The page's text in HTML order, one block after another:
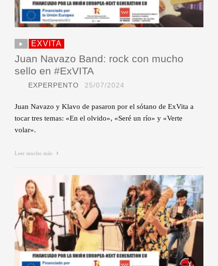
EXVITA
Juan Navazo Band: rock con mucho
sello en #ExVITA
EXPERPENTO 25/07/2024
Juan Navazo y Klavo de pasaron por el sótano de ExVita a
tocar tres temas: «En el olvido», «Seré un río» y «Verte
volar».
Leer mucho más